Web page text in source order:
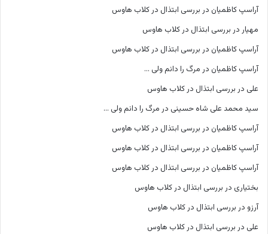
آراسپ کاظمیان در بررسی ابتذال در کلاب هاوس
مهیار در بررسی ابتذال در کلاب هاوس
آراسپ کاظمیان در بررسی ابتذال در کلاب هاوس
آراسپ کاظمیان در مرگ را دانم ولی …
علی در بررسی ابتذال در کلاب هاوس
سید محمد علی شاه حسینی در مرگ را دانم ولی …
آراسپ کاظمیان در بررسی ابتذال در کلاب هاوس
آراسپ کاظمیان در بررسی ابتذال در کلاب هاوس
آراسپ کاظمیان در بررسی ابتذال در کلاب هاوس
بختیاری در بررسی ابتذال در کلاب هاوس
آرزو در بررسی ابتذال در کلاب هاوس
علی در بررسی ابتذال در کلاب هاوس